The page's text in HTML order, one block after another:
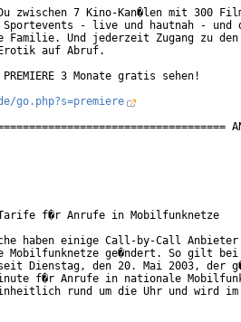
zwischen 7 Kino-Kan�len mit 300
- live und hautnah - und
Familie. Und jederzeit Zugang zu
auf Abruf.
3 Monate gratis sehen!
f�r Anrufe in Mobilfunknetze
haben einige Call-by-Call
Mobilfunknetze ge�ndert. So gilt bei
seit Dienstag, den 20. Mai 2003, der
f�r Anrufe in nationale
rund um die Uhr und wird im